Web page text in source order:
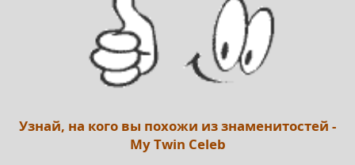
Узнай, на кого вы похожи из знаменитостей -
My Twin Celeb